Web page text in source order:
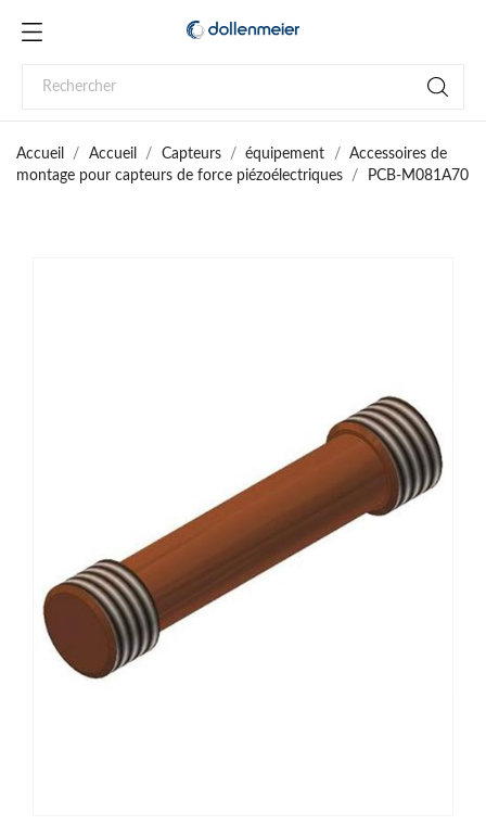
Accueil Accueil Capteurs équipement
Accessoires de
montage pour capteurs de force piézoélectriques
PCB-M081A70